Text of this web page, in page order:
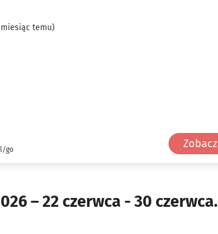
miesiąc temu)
Zobacz
go
– 22 czerwca - 30 czerwca.